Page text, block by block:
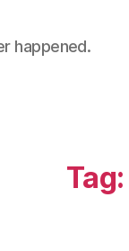
happened.
Tag: